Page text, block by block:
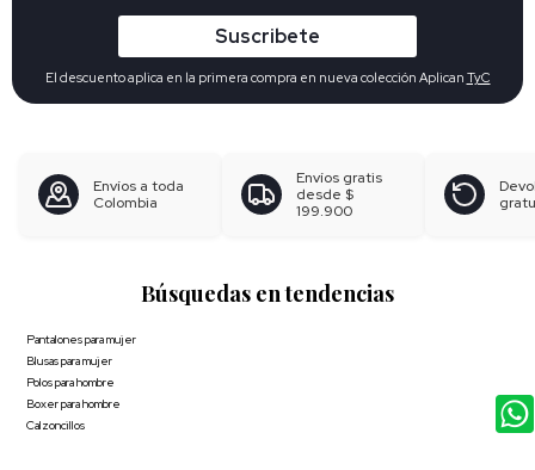
Suscribete
El descuento aplica en la primera compra en nueva colección Aplican TyC
Envíos a toda
Colombia
Envíos gratis
desde $
199.900
Búsquedas en tendencias
Pantalones para mujer
Blusas para mujer
Polos para hombre
Boxer para hombre
Calzoncillos